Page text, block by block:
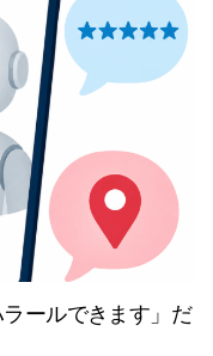
ールできます」だ